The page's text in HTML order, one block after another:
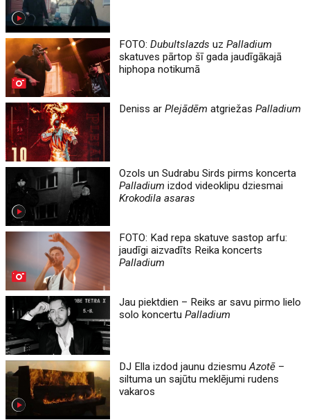
FOTO:Dubultslazds uzPalladium
skatuves pārtop šī gada jaudīgākajā
hiphopa notikumā
Deniss arPlejādēm atgriežasPalladium
Ozols un Sudrabu Sirds pirms koncerta
Palladium izdod videoklipu dziesmai
Krokodila asaras
FOTO: Kad repa skatuve sastop arfu:
jaudīgi aizvadīts Reika koncerts
Palladium
Jau piektdien – Reiks ar savu pirmo lielo
solo koncertuPalladium
DJ Ella izdod jaunu dziesmuAzotē –
siltuma un sajūtu meklējumi rudens
vakaros